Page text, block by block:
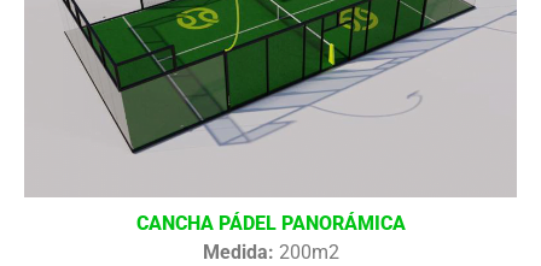
CANCHA PÁDEL PANORÁMICA
Medida: 200m2